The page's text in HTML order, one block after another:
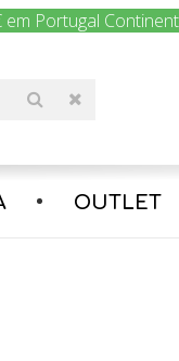
Portugal
OUTLET